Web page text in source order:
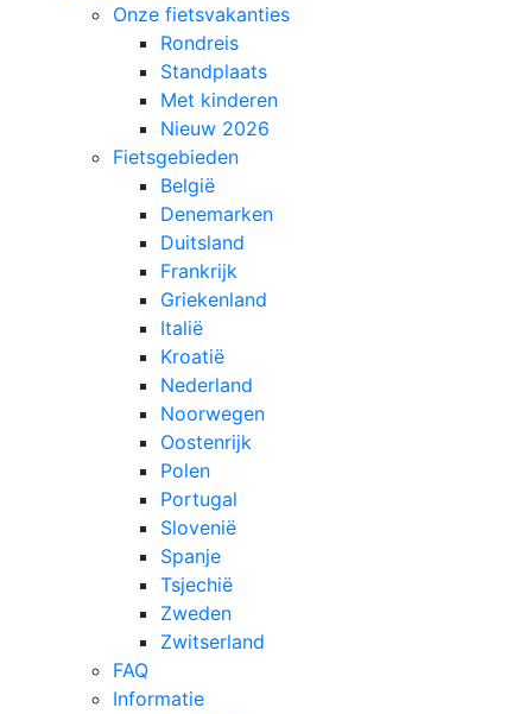
Onze fietsvakanties
Rondreis
Standplaats
Met kinderen
Nieuw 2026
Fietsgebieden
België
Denemarken
Duitsland
Frankrijk
Griekenland
Italië
Kroatië
Nederland
Noorwegen
Oostenrijk
Polen
Portugal
Slovenië
Spanje
Tsjechië
Zweden
Zwitserland
FAQ
Informatie